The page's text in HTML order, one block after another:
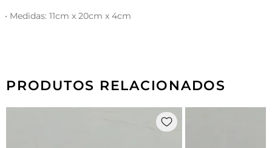
• Medidas: 11cm x 20cm x 4cm
PRODUTOS RELACIONADOS